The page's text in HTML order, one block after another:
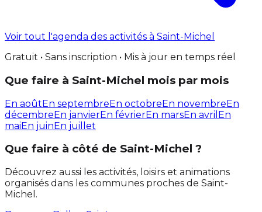
Voir tout l'agenda des activités à Saint-Michel
Gratuit • Sans inscription • Mis à jour en temps réel
Que faire à Saint-Michel mois par mois
En aoûtEn septembreEn octobreEn novembreEn
décembreEn janvierEn févrierEn marsEn avril En
maiEn juinEn juillet
Que faire à côté de Saint-Michel ?
Découvrez aussi les activités, loisirs et animations
organisés dans les communes proches de Saint-
Michel.